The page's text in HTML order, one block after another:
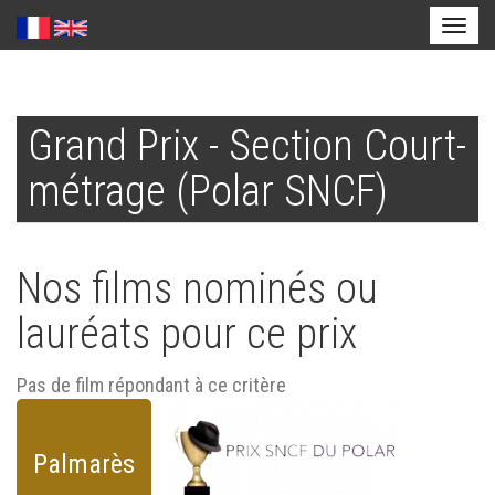
contenu
principal
Grand Prix - Section Court-
métrage (Polar SNCF)
Nos films nominés ou
lauréats pour ce prix
Pas de film répondant à ce critère
Palmarès